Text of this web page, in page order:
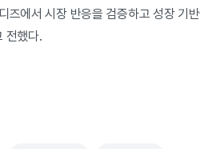
즈에서 시장 반응을 검증하고 성장 기
전했다.